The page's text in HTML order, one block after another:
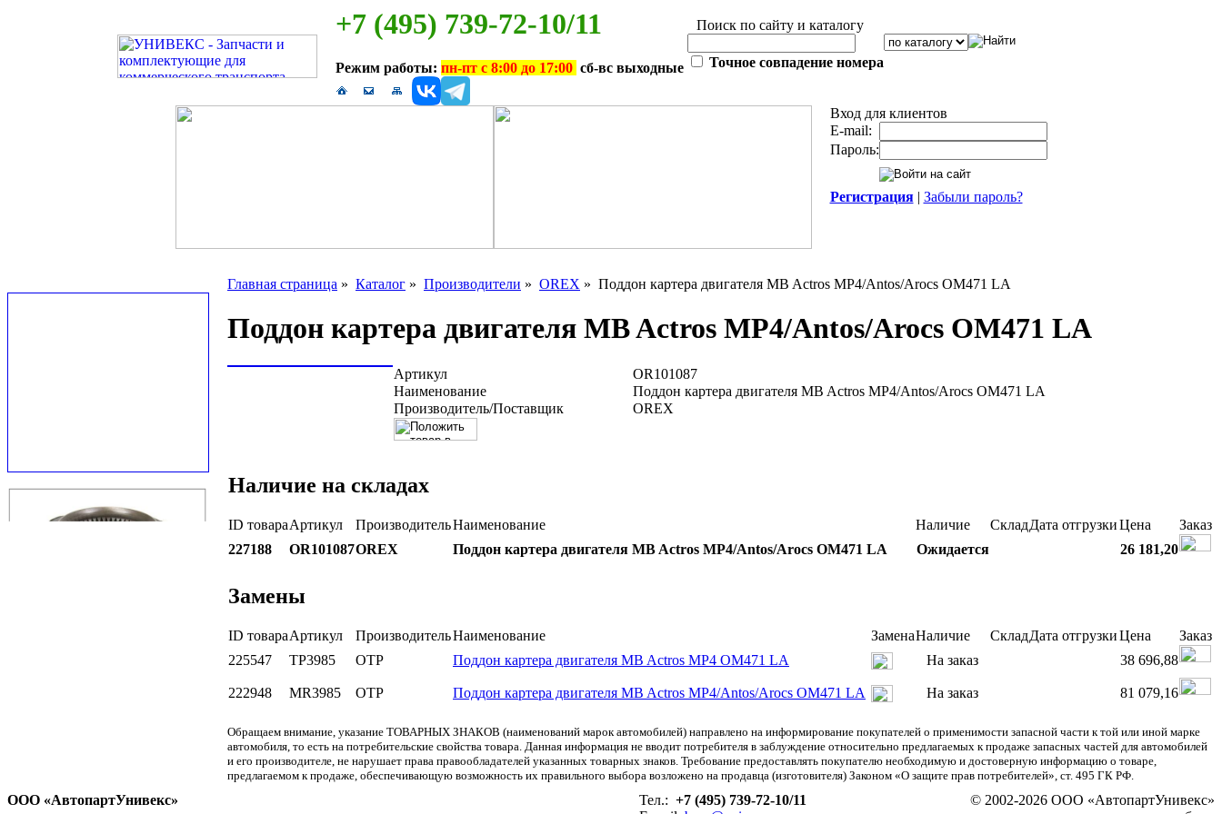
+7 (495) 739-72-10/11
Режим работы: пн-пт с 8:00 до 17:00 сб-вс выходные
Поиск по сайту и каталогу
Точное совпадение номера
Вход для клиентов
E-mail:
Пароль:
Регистрация| Забыли пароль?
Главная страница » Каталог » Производители » OREX » Поддон картера двигателя MB Actros MP4/Antos/Arocs OM471 LA
Поддон картера двигателя MB Actros MP4/Antos/Arocs OM471 LA
Артикул
OR101087
Наименование
Поддон картера двигателя MB Actros MP4/Antos/Arocs OM471 LA
Производитель/Поставщик
OREX
Наличие на складах
ID товараАртикул ПроизводительНаименование Наличие СкладДата отгрузкиЦена
Заказ
227188
OR101087OREX Поддон картера двигателя MB Actros MP4/Antos/Arocs OM471 LA Ожидается 26 181,20
Замены
ID товараАртикул ПроизводительНаименование ЗаменаНаличие СкладДата отгрузкиЦена
Заказ
225547
TP3985 OTP Поддон картера двигателя MB Actros MP4 OM471 LA На заказ 38 696,88
222948 MR3985 OTP Поддон картера двигателя MB Actros MP4/Antos/Arocs OM471 LA На заказ 81 079,16
Обращаем внимание, указание ТОВАРНЫХ ЗНАКОВ (наименований марок автомобилей) направлено на информирование покупателей о применимости запасной части к той или иной марке
автомобиля, то есть на потребительские свойства товара. Данная информация не вводит потребителя в заблуждение относительно предлагаемых к продаже запасных частей для автомобилей
и его производителе, не нарушает права правообладателей указанных товарных знаков. Требование предоставлять покупателю необходимую и достоверную информацию о товаре,
предлагаемом к продаже, обеспечивающую возможность их правильного выбора возложено на продавца (изготовителя) Законом «О защите прав потребителей», ст. 495 ГК РФ.
ООО «АвтопартУнивекс» Тел.: +7 (495) 739-72-10/11
© 2002-2026 ООО «АвтопартУнивекс»